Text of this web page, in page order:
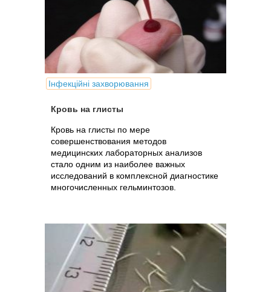
Інфекційні захворювання
Кровь на глисты
Кровь на глисты по мере
совершенствования методов
медицинских лабораторных анализов
стало одним из наиболее важных
исследований в комплексной диагностике
многочисленных гельминтозов.